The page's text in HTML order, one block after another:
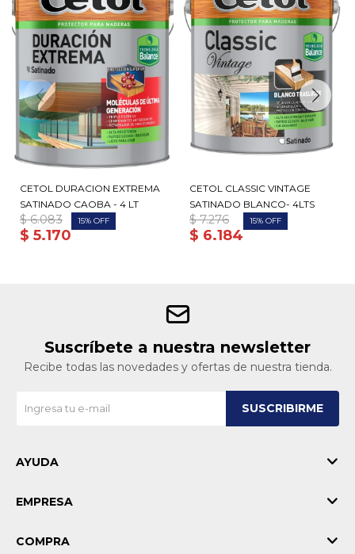
CETOL DURACION EXTREMA
SATINADO CAOBA - 4 LT
$ 5.170
$ 6.083 15
CETOL CLASSIC VINTAGE
SATINADO BLANCO- 4LTS
$ 6.184
$ 7.276 15
Suscríbete a nuestra newsletter
Recibe todas las novedades y ofertas de nuestra tienda.
SUSCRIBIRME
AYUDA
EMPRESA
COMPRA